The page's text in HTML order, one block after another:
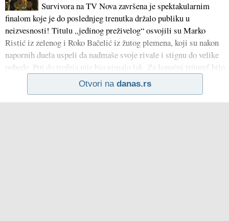
Survivora na TV Nova završena je spektakularnim
finalom koje je do poslednjeg trenutka držalo publiku u
neizvesnosti! Titulu „jedinog preživelog“ osvojili su Marko
Ristić iz zelenog i Roko Bačelić iz žutog plemena, koji su nakon
napornih duela uspeli da nadmaše svoje rivale i stignu do velike
pobede. Put do trofeja nije bio nimalo lak. Za konačni trijumf bilo
Otvori na danas.rs